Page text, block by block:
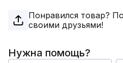
Понравился товар?
своими друзьями!
Нужна помощь?